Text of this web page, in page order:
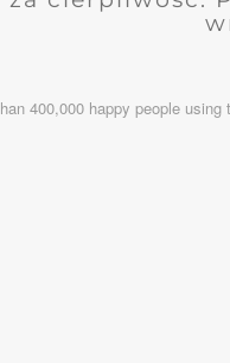
400,000 happy people using